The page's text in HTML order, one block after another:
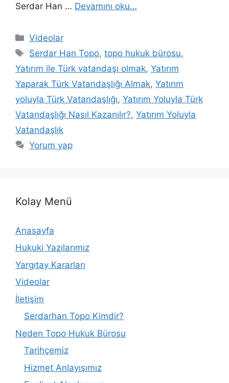
Serdar Han … Devamını oku…
Kategoriler
Videolar
Etiketler
Serdar Han Topo,topo hukuk bürosu,
Yatırım ile Türk vatandaşı olmak, Yatırım
Yaparak Türk Vatandaşlığı Almak, Yatırım
yoluyla Türk Vatandaşlığı, Yatırım Yoluyla Türk
Vatandaşlığı Nasıl Kazanılır?, Yatırım Yoluyla
Vatandaşlık
Yorum yap
Kolay Menü
Anasayfa
Hukuki Yazılarımız
Yargıtay Kararları
Videolar
İletişim
Serdarhan Topo Kimdir?
Neden Topo Hukuk Bürosu
Tarihçemiz
Hizmet Anlayışımız